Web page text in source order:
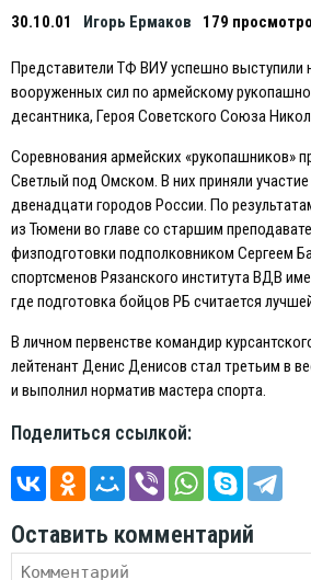
30.10.01 Игорь Ермаков 179
Представители ТФ ВИУ успешно выступили
вооруженных сил по армейскому
десантника, Героя Советского Союза
Соревнования армейских «рукопашников»
Светлый под Омском. В них приняли
двенадцати городов России. По
из Тюмени во главе со старшим
физподготовки подполковником Сергеем
спортсменов Рязанского института ВДВ
где подготовка бойцов РБ считается
В личном первенстве командир
лейтенант Денис Денисов стал третьим в
и выполнил норматив мастера спорта.
Поделиться ссылкой:
Оставить комментарий